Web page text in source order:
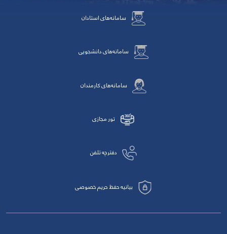
سامانه‌های استادان
سامانه‌های دانشجویی
سامانه‌های کارمندان
تور مجازی
دفترچه تلفن
بیانیه حفظ حریم خصوصی